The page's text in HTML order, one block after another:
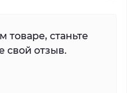
товаре, станьте
свой отзыв.